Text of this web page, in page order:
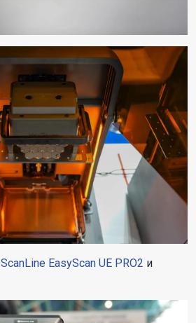
ScanLine EasyScan UE PRO2 и